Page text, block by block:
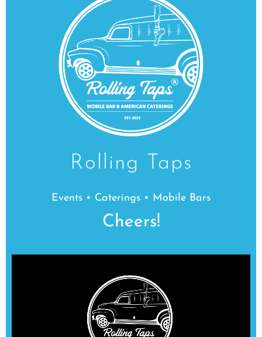
Rolling Taps
Events • Caterings • Mobile Bars
Cheers!